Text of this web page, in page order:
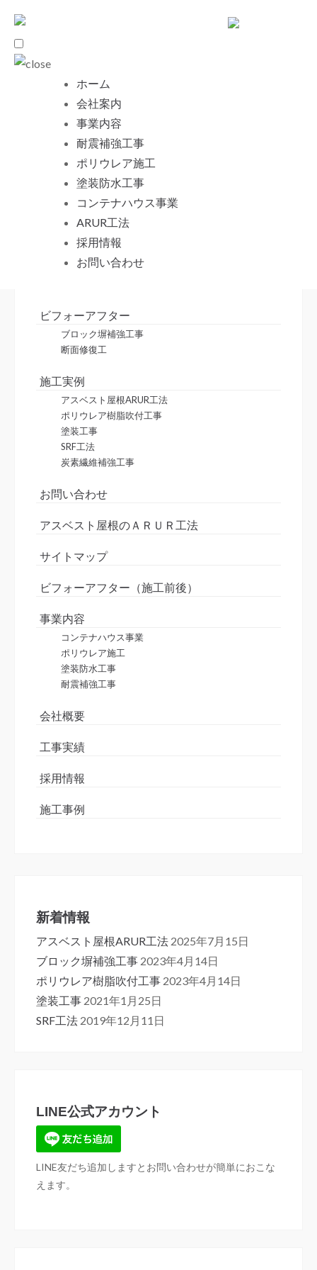
ホーム
会社案内
事業内容
耐震補強工事
ポリウレア施工
塗装防水工事
コンテナハウス事業
ARUR工法
採用情報
お問い合わせ
サイトマップ
株式会社コアビジョン｜耐震補強・塗装防水・
お知らせ
ビフォーアフター
ブロック塀補強工事
断面修復工
施工実例
アスベスト屋根ARUR工法
ポリウレア樹脂吹付工事
塗装工事
SRF工法
炭素繊維補強工事
お問い合わせ
アスベスト屋根のＡＲＵＲ工法
サイトマップ
ビフォーアフター（施工前後）
事業内容
コンテナハウス事業
ポリウレア施工
塗装防水工事
耐震補強工事
会社概要
工事実績
採用情報
施工事例
新着情報
アスベスト屋根ARUR工法 2025年7月15日
ブロック塀補強工事 2023年4月14日
ポリウレア樹脂吹付工事 2023年4月14日
塗装工事 2021年1月25日
SRF工法 2019年12月11日
LINE公式アカウント
LINE友だち追加しますとお問い合わせが簡単におこな
えます。